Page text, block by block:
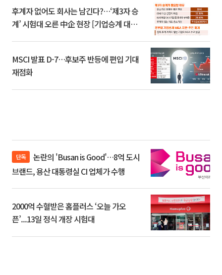
후계자 없어도 회사는 남긴다?…‘제3자 승
계’ 시험대 오른 中企 현장 [기업승계 대전
MSCI 발표 D-7…후보주 반등에 편입 기대
재점화
단독
브랜드, 용산 대통령실 CI 업체가 수행
2000억 수혈받은 홈플러스 ‘오늘 가오
픈’...13일 정식 개장 시험대